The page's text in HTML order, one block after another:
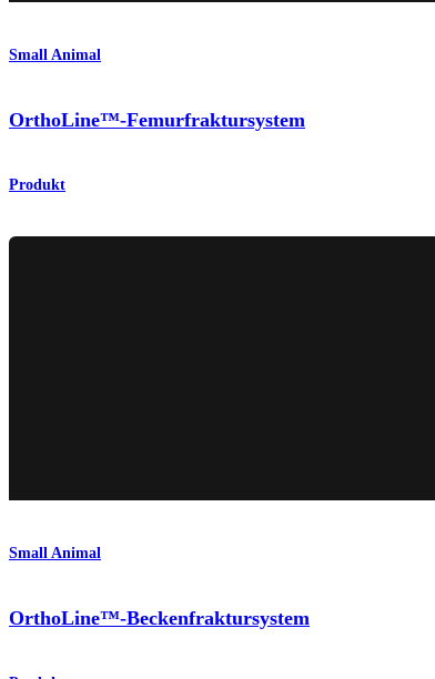
Small Animal
OrthoLine™-Femurfraktursystem
Produkt
Small Animal
OrthoLine™-Beckenfraktursystem